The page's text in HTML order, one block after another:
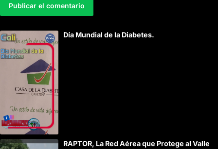
l
t
t
i
v
Día Mundial de la Diabetes.
RAPTOR, La Red Aérea que Protege al Valle